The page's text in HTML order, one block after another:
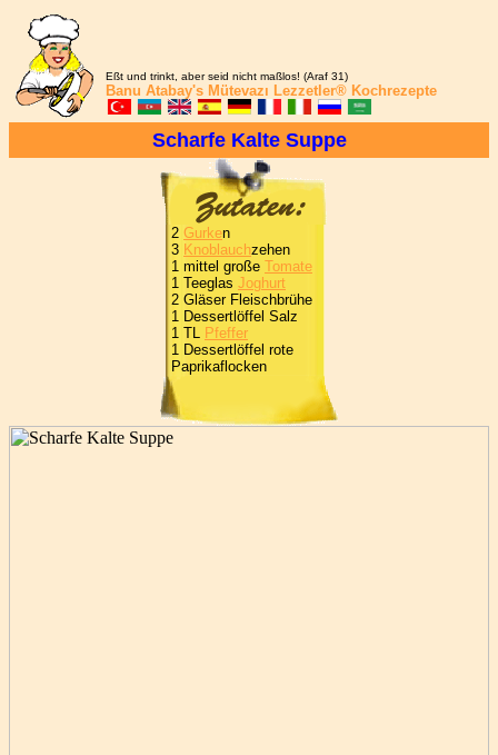
Eßt und trinkt, aber seid nicht maßlos! (Araf 31)
Banu Atabay's Mütevazı Lezzetler® Kochrezepte
Scharfe Kalte Suppe
2 Gurken
3 Knoblauchzehen
1 mittel große Tomate
1 Teeglas Joghurt
2 Gläser Fleischbrühe
1 Dessertlöffel Salz
1 TL Pfeffer
1 Dessertlöffel rote
Paprikaflocken